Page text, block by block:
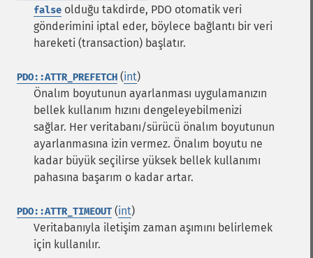
false olduğu takdirde, PDO otomatik veri
gönderimini iptal eder, böylece bağlantı bir veri
hareketi (transaction) başlatır.
PDO::ATTR_PREFETCH (int)
Önalım boyutunun ayarlanması uygulamanızın
bellek kullanım hızını dengeleyebilmenizi
sağlar. Her veritabanı/sürücü önalım boyutunun
ayarlanmasına izin vermez. Önalım boyutu ne
kadar büyük seçilirse yüksek bellek kullanımı
pahasına başarım o kadar artar.
PDO::ATTR_TIMEOUT (int)
Veritabanıyla iletişim zaman aşımını belirlemek
için kullanılır.